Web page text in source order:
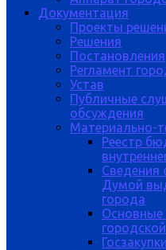
Документация
Проекты
Решения
Постановления
Регламент
Устав
Публичные
обсуждения
Материально-
Реестр
Сведения
Думой
города
Основные
Госзакупки